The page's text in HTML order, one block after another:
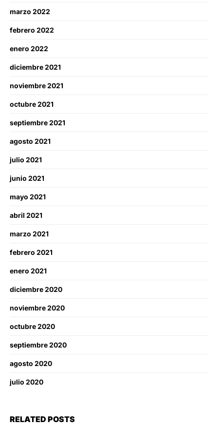
marzo 2022
febrero 2022
enero 2022
diciembre 2021
noviembre 2021
octubre 2021
septiembre 2021
agosto 2021
julio 2021
junio 2021
mayo 2021
abril 2021
marzo 2021
febrero 2021
enero 2021
diciembre 2020
noviembre 2020
octubre 2020
septiembre 2020
agosto 2020
julio 2020
RELATED POSTS